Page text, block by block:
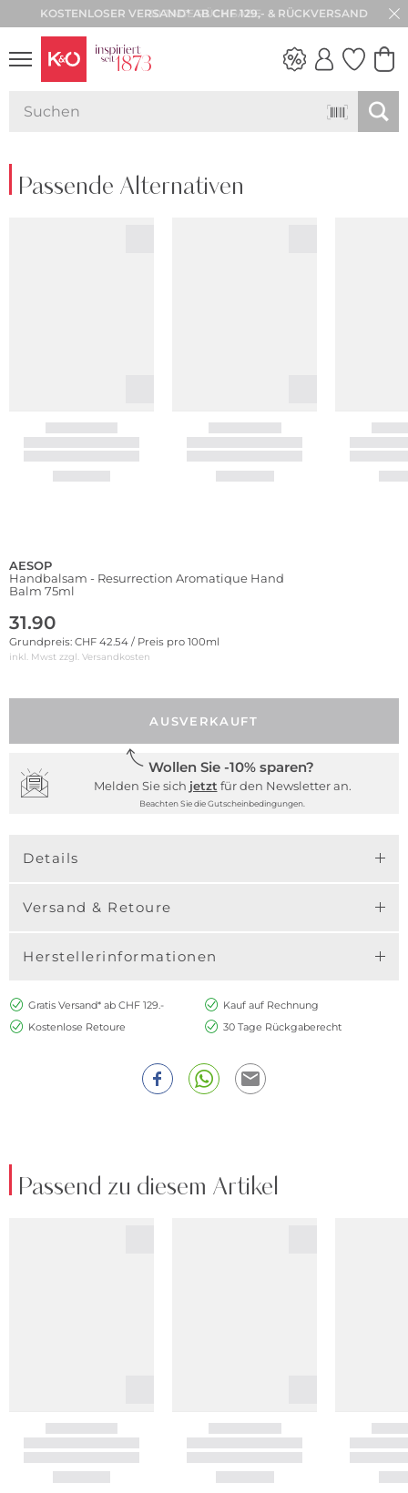
30 TAGE RÜCKGABE
Passende Alternativen
AESOP
Handbalsam - Resurrection Aromatique Hand
Balm 75ml
31.90
Grundpreis: CHF 42.54 / Preis pro 100ml
inkl. Mwst zzgl. Versandkosten
AUSVERKAUFT
Wollen Sie -10% sparen?
Melden Sie sich jetzt für den Newsletter an.
Beachten Sie die Gutscheinbedingungen.
Details
Versand & Retoure
Herstellerinformationen
Gratis Versand* ab CHF 129.-
Kauf auf Rechnung
Kostenlose Retoure
30 Tage Rückgaberecht
Passend zu diesem Artikel